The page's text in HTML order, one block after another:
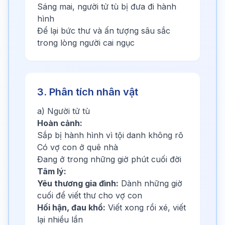
Sáng mai, người tử tù bị đưa đi hành
hình
Để lại bức thư và ấn tượng sâu sắc
trong lòng người cai ngục
3. Phân tích nhân vật
a) Người tử tù
Hoàn cảnh:
Sắp bị hành hình vì tội danh không rõ
Có vợ con ở quê nhà
Đang ở trong những giờ phút cuối đời
Tâm lý:
Yêu thương gia đình: Dành những giờ
cuối để viết thư cho vợ con
Hối hận, đau khổ: Viết xong rồi xé, viết
lại nhiều lần